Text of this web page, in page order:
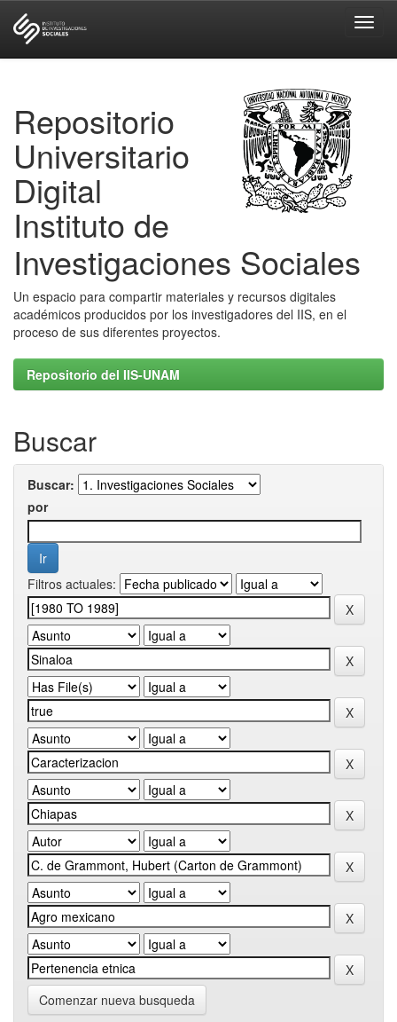
Repositorio
Universitario
Digital
Instituto de
Investigaciones Sociales
Un espacio para compartir materiales y recursos digitales
académicos producidos por los investigadores del IIS, en el
proceso de sus diferentes proyectos.
Repositorio del IIS-UNAM
Buscar
Buscar:
por
Filtros actuales:
Comenzar nueva busqueda